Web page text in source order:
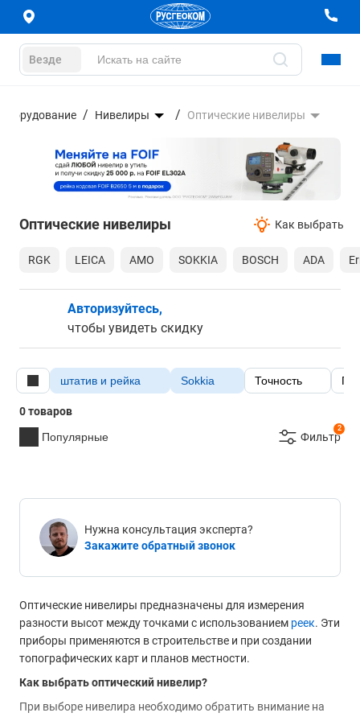
Везде
Нивелиры Оптические нивелиры
Оптические нивелиры Как выбрать
RGK LEICA AMO SOKKIA BOSCH ADA
Авторизуйтесь,
чтобы увидеть скидку
штатив и рейка Sokkia Точность
0 товаров
Популярные
2
Фильтр
Нужна консультация эксперта?
Закажите обратный звонок
Оптические нивелиры предназначены для измерения
разности высот между точками с использованием реек. Эти
приборы применяются в строительстве и при создании
топографических карт и планов местности.
Как выбрать оптический нивелир?
При выборе нивелира необходимо обратить внимание на